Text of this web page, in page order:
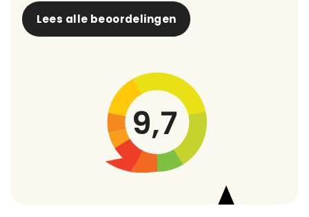
Lees alle beoordelingen
9,7